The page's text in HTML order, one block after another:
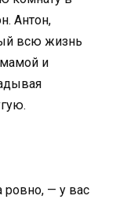
Антон,
всю жизнь
и
ровно, — у вас